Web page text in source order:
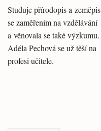
Studuje přírodopis a zeměpis
se zaměřením na vzdělávání
a věnovala se také výzkumu.
Adéla Pechová se už těší na
profesi učitele.